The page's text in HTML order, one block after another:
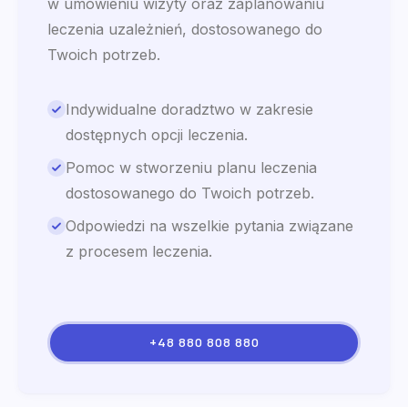
leczenia uzależnień, dostosowanego do
Twoich potrzeb.
Indywidualne doradztwo w zakresie
dostępnych opcji leczenia.
Pomoc w stworzeniu planu leczenia
dostosowanego do Twoich potrzeb.
Odpowiedzi na wszelkie pytania związane
z procesem leczenia.
+48 880 808 880